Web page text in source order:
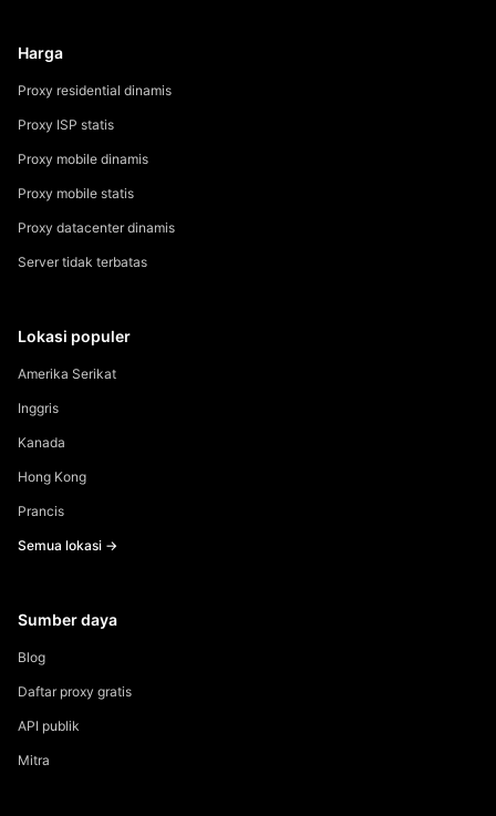
Harga
Proxy residential dinamis
Proxy ISP statis
Proxy mobile dinamis
Proxy mobile statis
Proxy datacenter dinamis
Server tidak terbatas
Lokasi populer
Amerika Serikat
Inggris
Kanada
Hong Kong
Prancis
Semua lokasi →
Sumber daya
Blog
Daftar proxy gratis
API publik
Mitra